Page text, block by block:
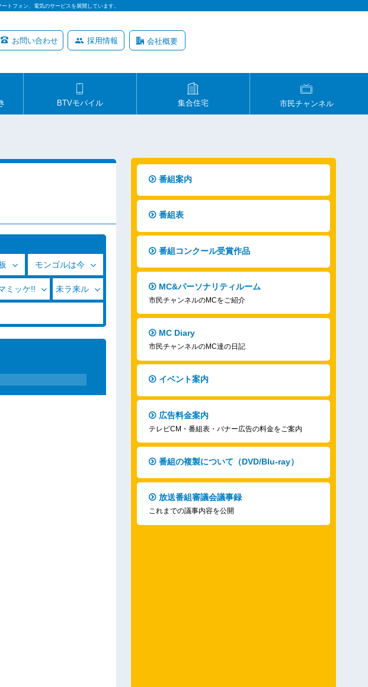
トフォン、電気のサービスを展開しています。
お問い合わせ 採用情報 会社概要
BTVモバイル 集合住宅 市民チャンネル
モンゴルは今
ミッケ!! 未ラ来ル
番組案内
番組表
番組コンクール受賞作品
MC&パーソナリティルーム
市民チャンネルのMCをご紹介
MC Diary
市民チャンネルのMC達の日記
イベント案内
広告料金案内
テレビCM・番組表・バナー広告の料金をご案内
番組の複製について（DVD/Blu-ray）
放送番組審議会議事録
これまでの議事内容を公開